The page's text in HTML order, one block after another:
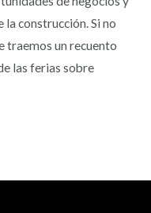
construcción. Si no
traemos un recuento
las ferias sobre